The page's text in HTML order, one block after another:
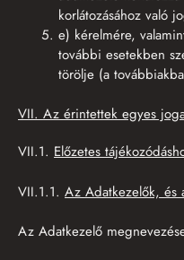
korlátozásához való
e) kérelmére,
további esetekben
törölje (a
VII. Az érintettek egyes
VII.1. Előzetes
VII.1.1. Az Adatkezelők, és
Az Adatkezelő